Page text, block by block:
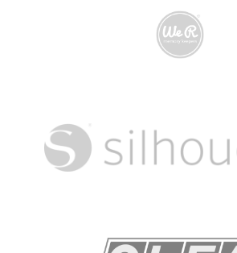
sečenje papira, vinila, gume, modela, kartona,
Koristi rezervne nožiće KB-5 serije.